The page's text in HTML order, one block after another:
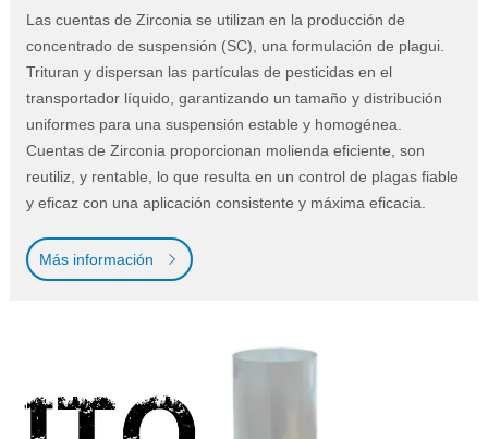
Las cuentas de Zirconia se utilizan en la producción de
concentrado de suspensión (SC), una formulación de plagui.
Trituran y dispersan las partículas de pesticidas en el
transportador líquido, garantizando un tamaño y distribución
uniformes para una suspensión estable y homogénea.
Cuentas de Zirconia proporcionan molienda eficiente, son
reutiliz, y rentable, lo que resulta en un control de plagas fiable
y eficaz con una aplicación consistente y máxima eficacia.
Más información